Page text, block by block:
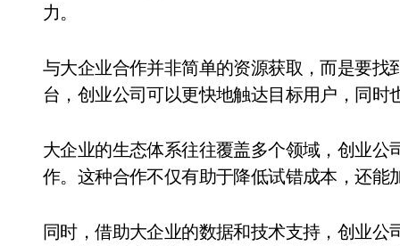
力。
与大企业合作并非简单的资源获取，而是要
台，创业公司可以更快地触达目标用户，同
大企业的生态体系往往覆盖多个领域，创业
作。这种合作不仅有助于降低试错成本，还能
同时，借助大企业的数据和技术支持，创业